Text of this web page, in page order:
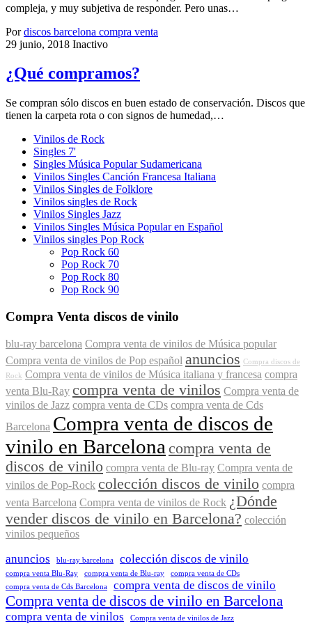
compleja, y muy subjetiva de responder. Pero unas…
Por discos barcelona compra venta
29 junio, 2018 Inactivo
¿Qué compramos?
Se compran sólo discos en buen estado de conservación. Discos que
tienen la carpeta rota o con signos de humedad,…
Vinilos de Rock
Singles 7'
Singles Música Popular Sudamericana
Vinilos Singles Canción Francesa Italiana
Vinilos Singles de Folklore
Vinilos singles de Rock
Vinilos Singles Jazz
Vinilos Singles Música Popular en Español
Vinilos singles Pop Rock
Pop Rock 60
Pop Rock 70
Pop Rock 80
Pop Rock 90
Compra Venta discos de vinilo
blu-ray barcelona Compra venta de vinilos de Música popular
Compra venta de vinilos de Pop español anuncios Compra discos de
Rock Compra venta de vinilos de Música italiana y francesa compra
venta Blu-Ray compra venta de vinilos Compra venta de
vinilos de Jazz compra venta de CDs compra venta de Cds
Barcelona Compra venta de discos de
vinilo en Barcelona compra venta de
discos de vinilo compra venta de Blu-ray Compra venta de
vinilos de Pop-Rock colección discos de vinilo compra
venta Barcelona Compra venta de vinilos de Rock ¿Dónde
vender discos de vinilo en Barcelona? colección
vinilos pequeños
anuncios blu-ray barcelona colección discos de vinilo
compra venta Blu-Ray compra venta de Blu-ray
compra venta de CDs
compra venta de Cds Barcelona
compra venta de discos de vinilo
Compra venta de discos de vinilo en Barcelona
compra venta de vinilos
Compra venta de vinilos de Jazz